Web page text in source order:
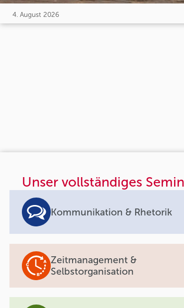
4. August 2026
Unser vollständiges
Kommunikation & Rhetorik
Zeitmanagement &
Selbstorganisation